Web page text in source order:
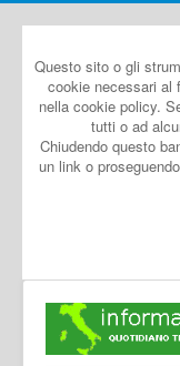
Questo sito o gli
cookie necessari al
nella cookie policy.
tutti o ad
Chiudendo questo
un link o